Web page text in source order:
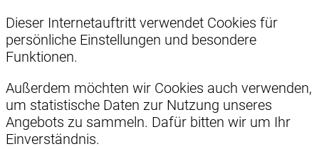
Dieser Internetauftritt verwendet Cookies für
persönliche Einstellungen und besondere
Funktionen.
Außerdem möchten wir Cookies auch verwenden,
um statistische Daten zur Nutzung unseres
Angebots zu sammeln. Dafür bitten wir um Ihr
Einverständnis.